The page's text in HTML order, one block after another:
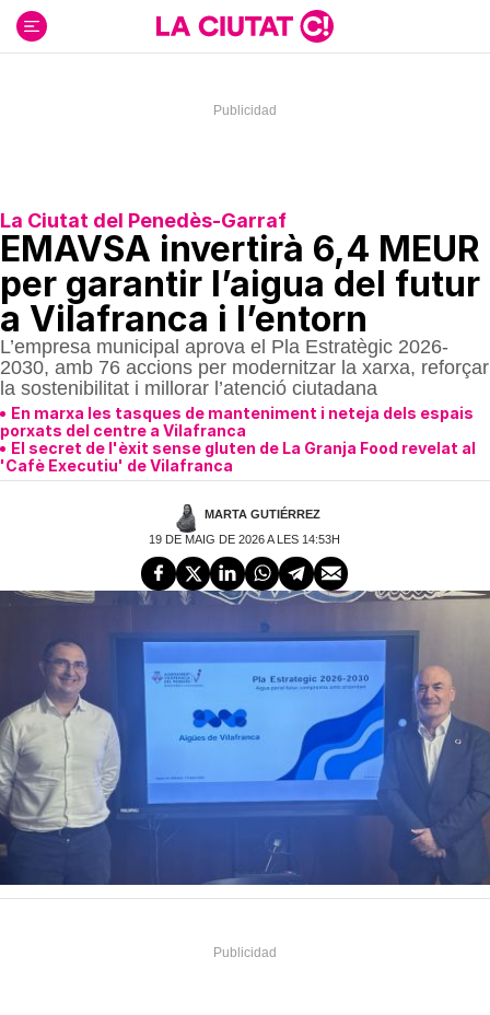
contenido
La Ciutat del Penedès-Garraf
EMAVSA invertirà 6,4 MEUR
per garantir l’aigua del futur
a Vilafranca i l’entorn
L’empresa municipal aprova el Pla Estratègic 2026-
2030, amb 76 accions per modernitzar la xarxa, reforçar
la sostenibilitat i millorar l’atenció ciutadana
En marxa les tasques de manteniment i neteja dels espais
porxats del centre a Vilafranca
El secret de l'èxit sense gluten de La Granja Food revelat al
'Cafè Executiu' de Vilafranca
MARTA GUTIÉRREZ
19 DE MAIG DE 2026 A LES 14:53H